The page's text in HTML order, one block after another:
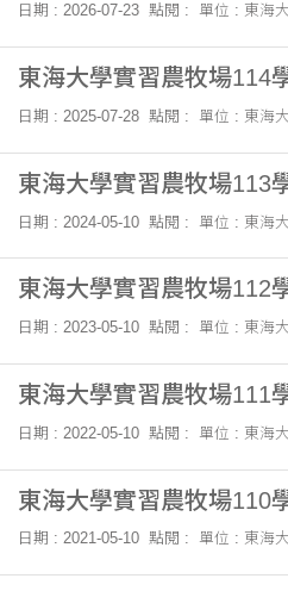
日期 : 2026-07-23 點閱 : 單位 : 東海
東海大學實習農牧場114
日期 : 2025-07-28 點閱 : 單位 : 東海
東海大學實習農牧場113
日期 : 2024-05-10 點閱 : 單位 : 東海
東海大學實習農牧場112
日期 : 2023-05-10 點閱 : 單位 : 東海
東海大學實習農牧場111
日期 : 2022-05-10 點閱 : 單位 : 東海
東海大學實習農牧場110
日期 : 2021-05-10 點閱 : 單位 : 東海